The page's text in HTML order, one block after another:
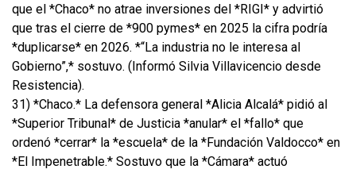
que el *Chaco* no atrae inversiones del *RIGI* y advirtió
que tras el cierre de *900 pymes* en 2025 la cifra podría
*duplicarse* en 2026. *“La industria no le interesa al
Gobierno”,* sostuvo. (Informó Silvia Villavicencio desde
Resistencia).
31) *Chaco.* La defensora general *Alicia Alcalá* pidió al
*Superior Tribunal* de Justicia *anular* el *fallo* que
ordenó *cerrar* la *escuela* de la *Fundación Valdocco* en
*El Impenetrable.* Sostuvo que la *Cámara* actuó